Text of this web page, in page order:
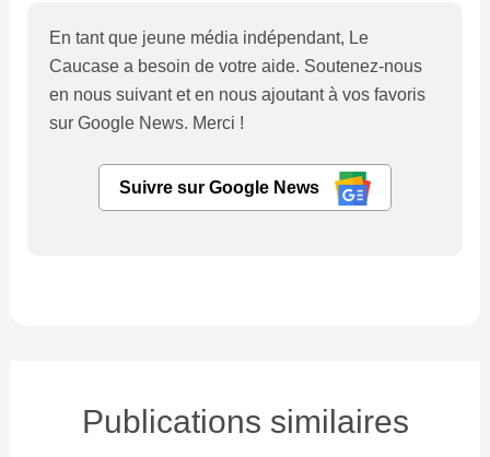
En tant que jeune média indépendant, Le
Caucase a besoin de votre aide. Soutenez-nous
en nous suivant et en nous ajoutant à vos favoris
sur Google News. Merci !
Suivre sur Google News
Publications similaires